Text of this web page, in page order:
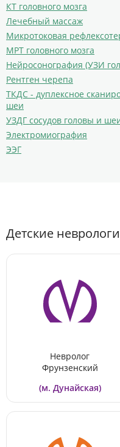
КТ головного мозга
Лечебный массаж
Микротоковая
МРТ головного мозга
Нейросонография (УЗИ
Рентген черепа
ТКДС - дуплексное
шеи
УЗДГ сосудов головы и
Электромиография
ЭЭГ
Детские
Невролог
Фрунзенский
(м. Дунайская)